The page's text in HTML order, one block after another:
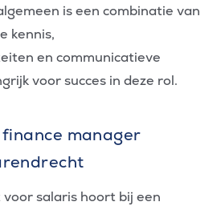
is een combinatie van
kennis,
en communicatieve
voor succes in deze rol.
manager
salaris hoort bij een